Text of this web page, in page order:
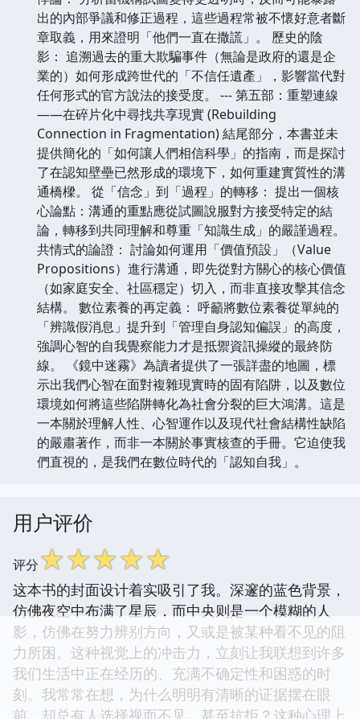
出的內部爭議和修正過程，這些過程常被不懷好意者斷
章取義，用來證明「他們一直在撒謊」。 歷史的陰
影： 追溯過去的重大欺騙事件（無論是政府的還是企
業的）如何形成跨世代的「不信任遺產」，影響當代對
任何形式的官方說法的接受度。 --- 第五部：重塑連線
——在碎片化中尋找共享現實 (Rebuilding
Connection in Fragmentation) 結尾部分，本書並未
提供簡化的「如何讓人們相信科學」的指南，而是探討
了在認知壁壘已然形成的環境下，如何重建實質性的溝
通橋樑。 從「信念」到「過程」的轉移： 提出一個核
心論點：溝通的重點應從試圖說服對方接受特定的結
論，轉移到共同理解和尊重「知識生成」的嚴謹過程。
共情式的論證： 討論如何運用「價值預設」（Value
Propositions）進行溝通，即先從對方關心的核心價值
（如家庭安全、社區穩定）切入，而非直接攻擊其信念
結構。 數位素養的再定義： 呼籲將數位素養從單純的
「辨識假消息」提升到「管理自身認知偏誤」的高度，
強調心智的自我覺察能力才是抵禦資訊操縱的最終防
線。 《鏡中迷霧》為讀者提供了一張詳盡的地圖，標
示出我們心智在面對複雜現實時的固有陷阱，以及數位
環境如何將這些陷阱轉化為社會分裂的巨大鴻溝。這是
一本關於理解人性、心智運作以及現代社會結構性缺陷
的嚴肅著作，而非一本關於事實核查的手冊。它迫使我
們直視的，是我們在數位時代的「認知自我」。
用户评价
评分☆☆☆☆☆
这本书的封面设计着实吸引了我。深邃的蓝色背景，
仿佛夜空中布满了星辰，而中央则是一个模糊的人
影，仿佛在努力辨别方向，又或是被某种看不见的阻
力所困。这种视觉上的冲击力，立刻让我联想到许多
我们生活中正在经历的、充满不确定性和困惑的时
刻。我常常在想，为什么明明有清晰的证据摆在眼
前，却总有人选择视而不见，甚至抗拒？这种心理上